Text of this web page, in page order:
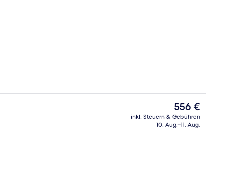
Der
aktuelle
Preis
556 €
inkl. Steuern & Gebühren
10. Aug.–11. Aug.